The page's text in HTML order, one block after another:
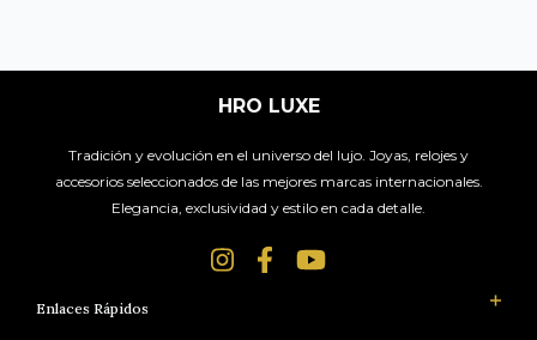
HRO LUXE
Tradición y evolución en el universo del lujo. Joyas, relojes y
accesorios seleccionados de las mejores marcas internacionales.
Elegancia, exclusividad y estilo en cada detalle.
Enlaces Rápidos